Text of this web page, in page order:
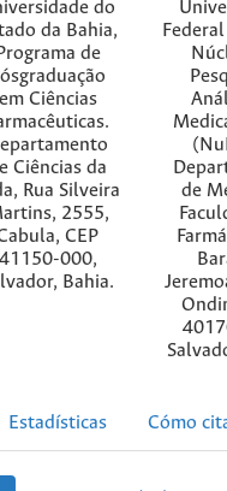
do
da Bahia,
Programa de
em Ciências
Ciências da
Rua Silveira
2555,
CEP
41150-000,
Bahia.
de
Estadísticas Cómo